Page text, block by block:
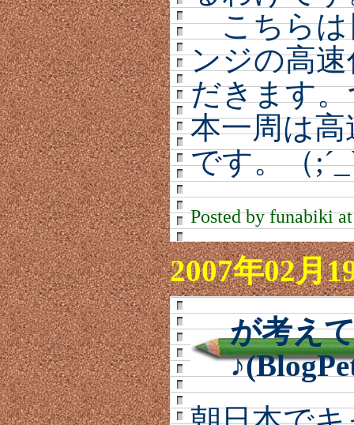
こちらは
ンジの高
だきます
本一周は
です。（
Posted by funabiki
2007年02月
が考え